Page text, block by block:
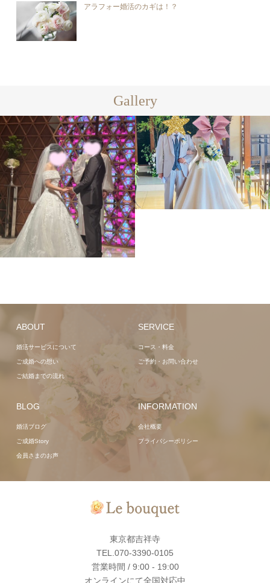
アラフォー婚活のカギは！？
Gallery
ABOUT
婚活サービスについて
ご成婚への想い
ご結婚までの流れ
SERVICE
コース・料金
ご予約・お問い合わせ
BLOG
婚活ブログ
ご成婚Story
会員さまのお声
INFORMATION
会社概要
プライバシーポリシー
東京都吉祥寺
TEL.070-3390-0105
営業時間 / 9:00 - 19:00
オンラインにて全国対応中